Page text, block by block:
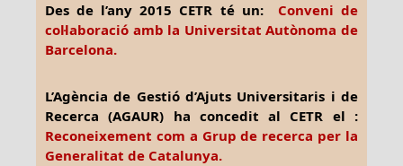
Des de l’any 2015 CETR té un: Conveni de
col·laboració amb la Universitat Autònoma de
Barcelona.
L’Agència de Gestió d’Ajuts Universitaris i de
Recerca (AGAUR) ha concedit al CETR el :
Reconeixement com a Grup de recerca per la
Generalitat de Catalunya.